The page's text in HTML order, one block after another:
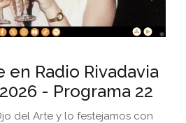
en Radio Rivadavia
- Programa 22
del Arte y lo festejamos con